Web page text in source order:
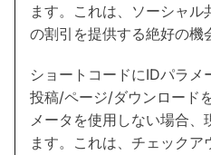
ます。これは、ソーシャ
の割引を提供する絶好の機
ショートコードにIDパラ
投稿/ページ/ダウンロード
メータを使用しない場合
ます。これは、チェックア